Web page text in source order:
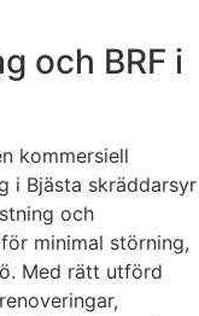
och BRF i
kommersiell
i Bjästa skräddarsyr
och
minimal störning,
Med rätt utförd